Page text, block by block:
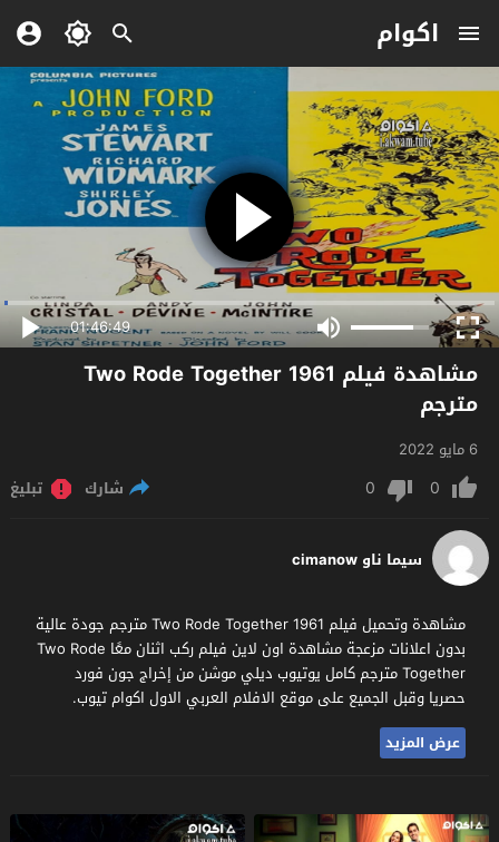
اكوام
01:46:49
مشاهدة فيلم Two Rode Together 1961
مترجم
6 مايو 2022
0
0 شارك تبليغ
سيما ناو cimanow
مشاهدة وتحميل فيلم Two Rode Together 1961 مترجم جودة عالية
بدون اعلانات مزعجة مشاهدة اون لاين فيلم ركب اثنان معًا Two Rode
Together مترجم كامل يوتيوب ديلي موشن من إخراج جون فورد
حصريا وقبل الجميع على موقع الافلام العربي الاول اكوام تيوب.
عرض المزيد